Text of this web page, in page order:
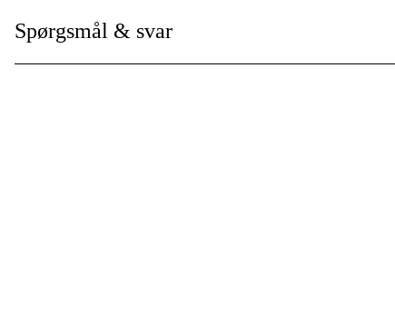
Drivkilde
Mål (LxBxH): 600 x 377 x 515 mm
Spørgsmål & svar